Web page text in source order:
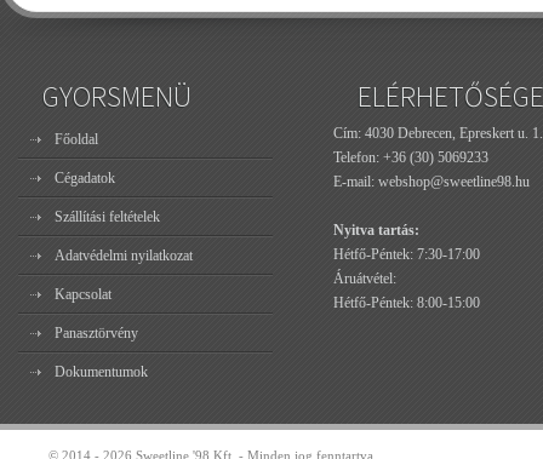
GYORSMENÜ
Főoldal
Cégadatok
Szállítási feltételek
Adatvédelmi nyilatkozat
Kapcsolat
Panasztörvény
Dokumentumok
Cím: 4030 Debrecen, Epreskert u. 1.
Telefon: +36 (30) 5069233
E-mail: webshop@sweetline98.hu
Nyitva tartás:
Hétfő-Péntek: 7:30-17:00
Áruátvétel:
Hétfő-Péntek: 8:00-15:00
© 2014 - 2026 Sweetline '98 Kft. - Minden jog fenntartva